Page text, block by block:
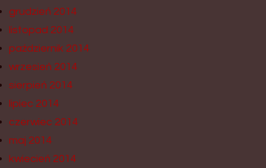
grudzień 2014
listopad 2014
październik 2014
wrzesień 2014
sierpień 2014
lipiec 2014
czerwiec 2014
maj 2014
kwiecień 2014